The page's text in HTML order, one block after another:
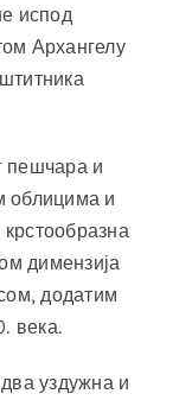
испод
Архангелу
пешчара и
облицима и
димензија
додатим
века.
уздужна и